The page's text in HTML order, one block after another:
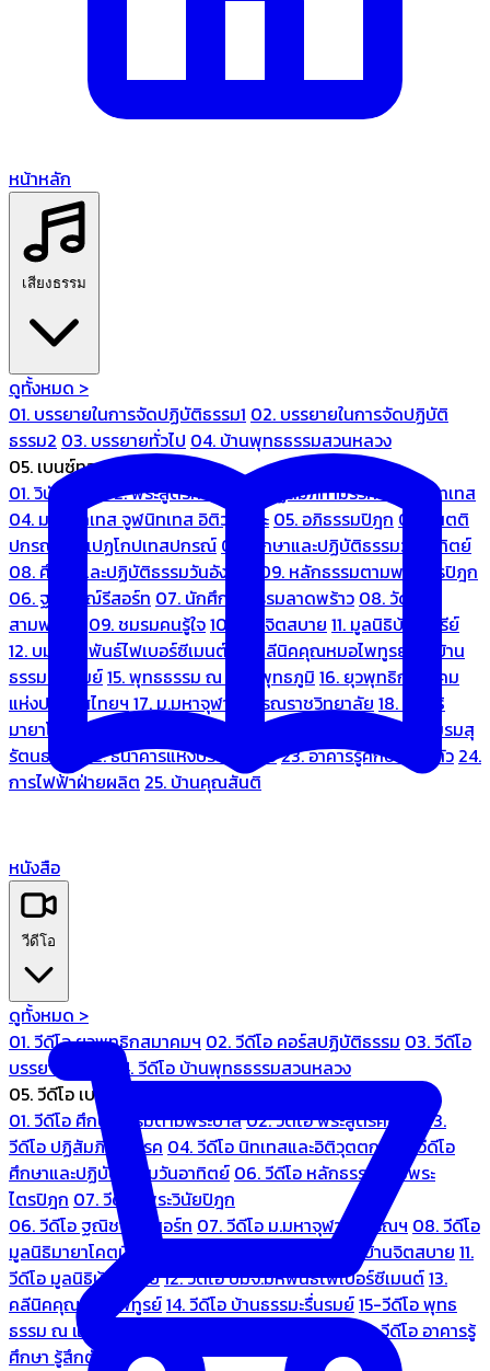
หน้าหลัก
เสียงธรรม
ดูทั้งหมด >
01. บรรยายในการจัดปฏิบัติธรรม1 02. บรรยายในการจัดปฏิบัติ
ธรรม2 03. บรรยายทั่วไป 04. บ้านพุทธธรรมสวนหลวง
05. เบนซ์ทองหล่อ
01. วินัยปิฎก
02. พระสูตรศึกษา
03. ปฏิสัมภิทามรรคและจูฬนิทเทส
04. มหานิทเทส จูฬนิทเทส อิติวุตตกะ 05. อภิธรรมปิฎก 06. เนตติ
ปกรณ์ และเปฏโกปเทสปกรณ์ 07. ศึกษาและปฏิบัติธรรมวันอาทิตย์
08. ศึกษาและปฏิบัติธรรมวันอังคาร
09. หลักธรรมตามพระไตรปิฎก
06. ฐณิชาฌ์รีสอร์ท 07. นักศึกษาธรรมลาดพร้าว 08. วัด
สามพระยา
09. ชมรมคนรู้ใจ10. บ้านจิตสบาย 11. มูลนิธิบ้านอารีย์
12. บมจ.มหพันธ์ไฟเบอร์ซีเมนต์
13. คลีนิคคุณหมอไพทูรย์
14. บ้าน
ธรรมะรื่นรมย์15. พุทธธรรม ณ แดนพุทธภูมิ 16. ยุวพุทธิกสมาคม
แห่งประเทศไทยฯ 17. ม.มหาจุฬาลงกรณราชวิทยาลัย 18. มูลนิธิ
มายาโคตมี
19. ariya wellness center
21. ชมรมสุ
รัตนธรรม
22. ธนาคารแห่งประเทศไทย23. อาคารรู้ศึกษารู้สึกตัว 24.
การไฟฟ้าฝ่ายผลิต 25. บ้านคุณสันติ
หนังสือ
วีดีโอ
ดูทั้งหมด >
01. วีดีโอ ยุวพุทธิกสมาคมฯ 02. วีดีโอ คอร์สปฏิบัติธรรม 03. วีดีโอ
บรรยายทั่วไป
04. วีดีโอ บ้านพุทธธรรมสวนหลวง
05. วีดีโอ เบนซ์ทองหล่อ
01. วีดีโอ ศึกษาธรรมตามพระบาลี02. วีดีโอ พระสูตรศึกษา
03.
วีดีโอ ปฏิสัมภิทามรรค 04. วีดีโอ นิทเทสและอิติวุตตกะ
05. วีดีโอ
ศึกษาและปฏิบัติธรรมวันอาทิตย์ 06. วีดีโอ หลักธรรมตามพระ
ไตรปิฎก 07. วีดีโอ พระวินัยปิฎก
06. วีดีโอ ฐณิชาฌ์รีสอร์ท 07. วีดีโอ ม.มหาจุฬาลงกรณฯ 08. วีดีโอ
มูลนิธิมายาโคตมี
10. วีดีโอ บ้านจิตสบาย 11.
วีดีโอ มูลนิธิบ้านอารีย์12. วีดีโอ บมจ.มหพันธ์ไฟเบอร์ซีเมนต์13.
คลีนิคคุณหมอไพทูรย์14. วีดีโอ บ้านธรรมะรื่นรมย์15-วีดีโอ พุทธ
ธรรม ณ แดนพุทธภูมิ
19. วีดีโอ อาคารรู้
ศึกษา รู้สึกตัว